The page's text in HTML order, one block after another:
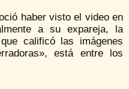
haber visto el video en
a su expareja, la
calificó las imágenes
está entre los